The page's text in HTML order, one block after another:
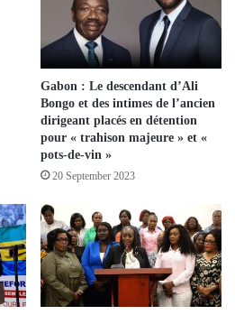
Gabon : Le descendant d’Ali
Bongo et des intimes de l’ancien
dirigeant placés en détention
pour « trahison majeure » et «
pots-de-vin »
20 September 2023